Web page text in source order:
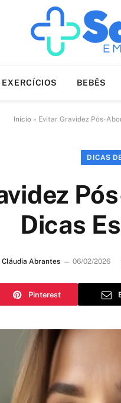
EXERCÍCIOS BEBÊS
Início » Evitar Gravidez Pós-
DICAS
Dicas
Cláudia Abrantes 06/02/2026
Pinterest